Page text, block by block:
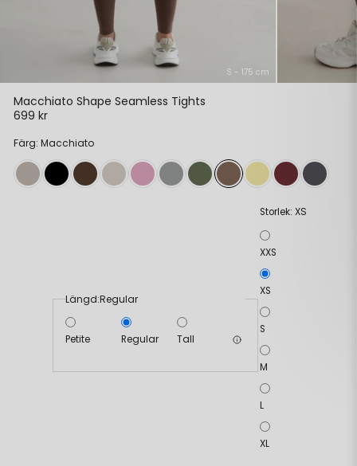
S - 175 cm
Macchiato Shape Seamless Tights
699 kr
Färg: Macchiato
Längd:Regular
Petite Regular Tall
Storlek: XS
XXS
XS
S
M
L
XL